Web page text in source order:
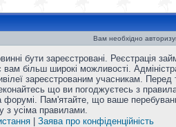
Вам необхідно
бути зареєстровані. Реєстрація
більш широкі можливості.
зареєстрованим учасникам. Перед
що ви погоджуєтесь з
форумі. Пам'ятайте, що ваше
з усіма правилами.
Заява про конфіденційність